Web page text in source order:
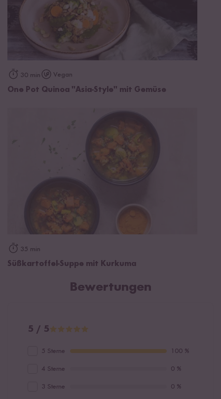
30 min Vegan
One Pot Quinoa "Asia-Style" mit Gemüse
35 min
Süßkartoffel-Suppe mit Kurkuma
Bewertungen
5 / 5
5 Sterne 100 %
4 Sterne 0 %
3 Sterne 0 %